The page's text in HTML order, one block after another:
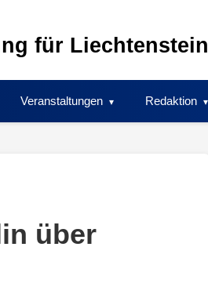
für Liechtenstein
Veranstaltungen Redaktion
über